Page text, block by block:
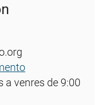
a venres de 9:00